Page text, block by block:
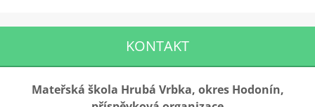
KONTAKT
Mateřská škola Hrubá Vrbka, okres Hodonín,